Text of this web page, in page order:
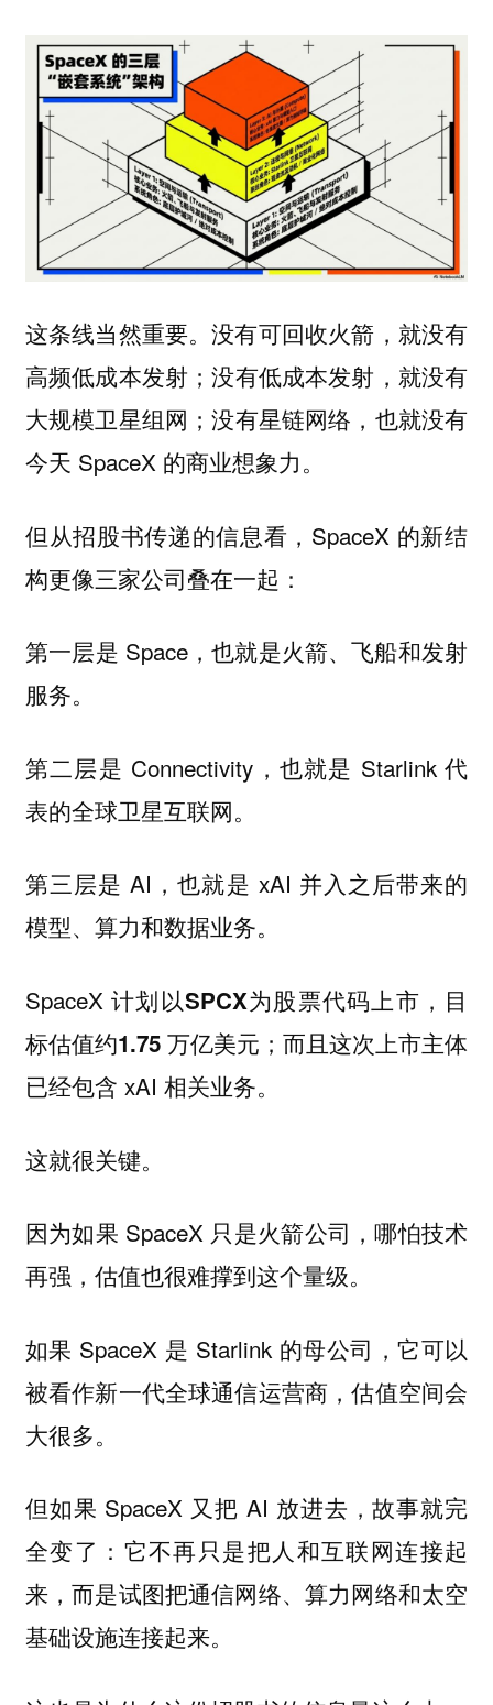
这条线当然重要。没有可回收火箭，就没有
高频低成本发射；没有低成本发射，就没有
大规模卫星组网；没有星链网络，也就没有
今天 SpaceX 的商业想象力。
但从招股书传递的信息看，SpaceX 的新结
构更像三家公司叠在一起：
第一层是 Space，也就是火箭、飞船和发射
服务。
第二层是 Connectivity，也就是 Starlink 代
表的全球卫星互联网。
第三层是 AI，也就是 xAI 并入之后带来的
模型、算力和数据业务。
SpaceX 计划以SPCX为股票代码上市，目
标估值约1.75 万亿美元 ；而且这次上市主体
已经包含 xAI 相关业务。
这就很关键。
因为如果 SpaceX 只是火箭公司，哪怕技术
再强，估值也很难撑到这个量级。
如果 SpaceX 是 Starlink 的母公司，它可以
被看作新一代全球通信运营商，估值空间会
大很多。
但如果 SpaceX 又把 AI 放进去，故事就完
全变了：它不再只是把人和互联网连接起
来，而是试图把通信网络、算力网络和太空
基础设施连接起来。